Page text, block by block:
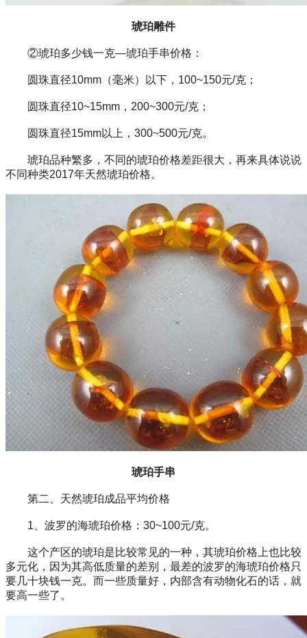
琥珀雕件
②琥珀多少钱一克—琥珀手串价格：
圆珠直径10mm（毫米）以下，100~150元/克；
圆珠直径10~15mm，200~300元/克；
圆珠直径15mm以上，300~500元/克。
琥珀品种繁多，不同的琥珀价格差距很大，再来具体说说
不同种类2017年天然琥珀价格。
琥珀手串
第二、天然琥珀成品平均价格
1、波罗的海琥珀价格：30~100元/克。
这个产区的琥珀是比较常见的一种，其琥珀价格上也比较
多元化，因为其高低质量的差别，最差的波罗的海琥珀价格只
要几十块钱一克。而一些质量好，内部含有动物化石的话，就
要高一些了。